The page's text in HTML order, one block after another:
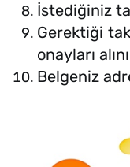
İstediğiniz
Gerektiği
onayları
Belgeniz